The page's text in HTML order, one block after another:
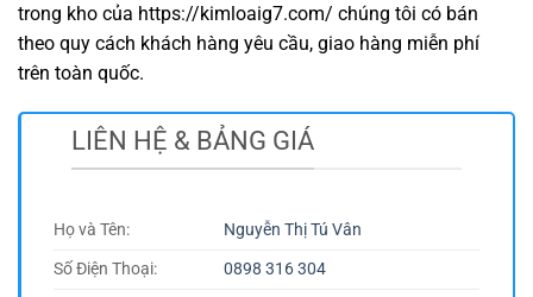
trong kho của https://kimloaig7.com/ chúng tôi có bán
theo quy cách khách hàng yêu cầu, giao hàng miễn phí
trên toàn quốc.
LIÊN HỆ & BẢNG GIÁ
Họ và Tên:
Nguyễn Thị Tú Vân
Số Điện Thoại:
0898 316 304